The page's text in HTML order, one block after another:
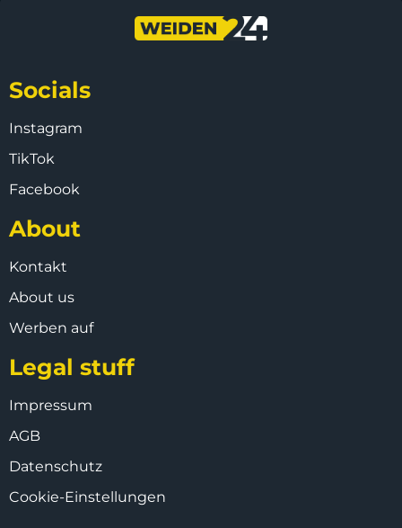
Socials
Instagram
TikTok
Facebook
About
Kontakt
About us
Werben auf
Legal stuff
Impressum
AGB
Datenschutz
Cookie-Einstellungen